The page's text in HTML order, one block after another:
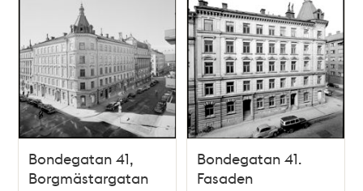
Bondegatan 41,
Borgmästargatan
Bondegatan 41.
Fasaden